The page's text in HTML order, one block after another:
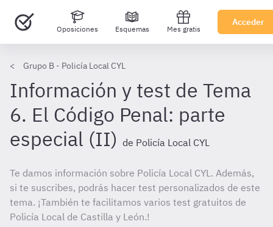
Oposiciones Esquemas Mes gratis
Acceder
Grupo B - Policía Local CYL
Información y test de Tema
6. El Código Penal: parte
especial (II) de Policía Local CYL
Te damos información sobre Policía Local CYL. Además,
si te suscribes, podrás hacer test personalizados de este
tema. ¡También te facilitamos varios test gratuitos de
Policía Local de Castilla y León.!